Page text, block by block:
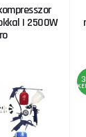
| 2500W